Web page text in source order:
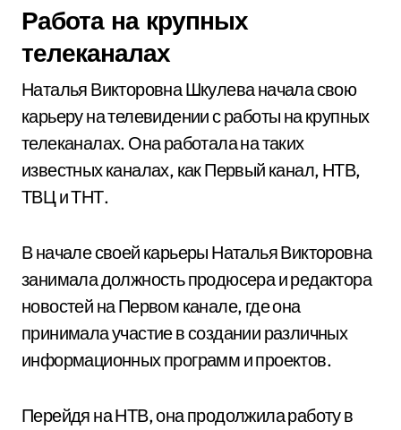
Работа на крупных
телеканалах
Наталья Викторовна Шкулева начала свою
карьеру на телевидении с работы на крупных
телеканалах. Она работала на таких
известных каналах, как Первый канал, НТВ,
ТВЦ и ТНТ.
В начале своей карьеры Наталья Викторовна
занимала должность продюсера и редактора
новостей на Первом канале, где она
принимала участие в создании различных
информационных программ и проектов.
Перейдя на НТВ, она продолжила работу в